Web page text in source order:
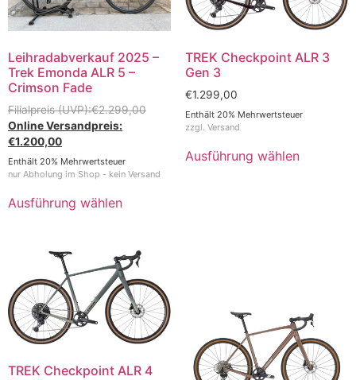
Leihradabverkauf 2025 –
Trek Emonda ALR 5 –
Crimson Fade
€2.299,00
€1.200,00
Enthält 20% Mehrwertsteuer
nur Abholung im Shop - kein Versand
Ausführung wählen
TREK Checkpoint ALR 3
Gen 3
€1.299,00
Enthält 20% Mehrwertsteuer
zzgl. Versand
Ausführung wählen
TREK Checkpoint ALR 4